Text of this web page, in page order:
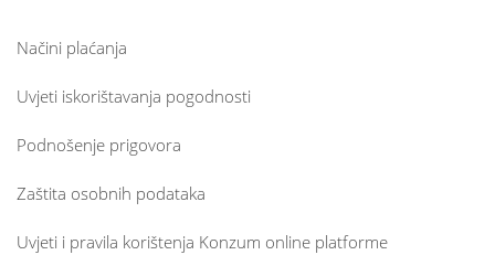
Načini plaćanja
Uvjeti iskorištavanja pogodnosti
Podnošenje prigovora
Zaštita osobnih podataka
Uvjeti i pravila korištenja Konzum online platforme